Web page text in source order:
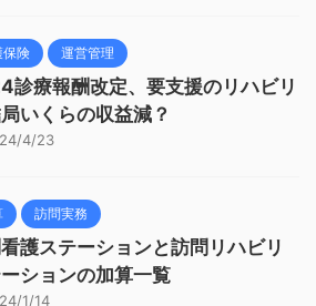
保険 運営管理
診療報酬改定、要支援のリハビリ
いくらの収益減？
4/23
訪問実務
護ステーションと訪問リハビリ
ションの加算一覧
1/14